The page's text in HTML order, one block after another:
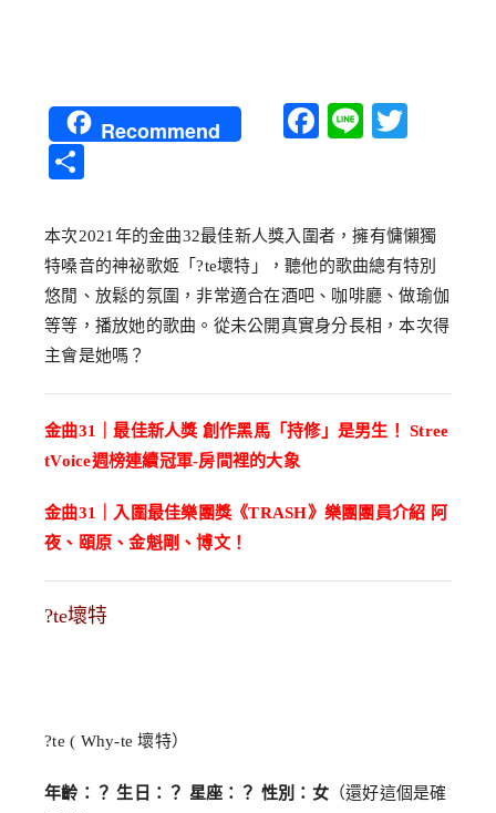
Recommend Facebook
Line
本次2021年的金曲32最佳新人獎入圍者，擁有慵懶獨
特嗓音的神祕歌姬「?te壞特」，聽他的歌曲總有特別
悠閒、放鬆的氛圍，非常適合在酒吧、咖啡廳、做瑜伽
等等，播放她的歌曲。從未公開真實身分長相，本次得
主會是她嗎？
金曲31｜最佳新人獎 創作黑馬「持修」是男生！ Stree
tVoice週榜連續冠軍-房間裡的大象
金曲31｜入圍最佳樂團獎《TRASH》樂團團員介紹 阿
夜、頤原、金魁剛、博文！
?te壞特
?te ( Why-te 壞特）
年齡：？ 生日：？ 星座：？ 性別：女（還好這個是確